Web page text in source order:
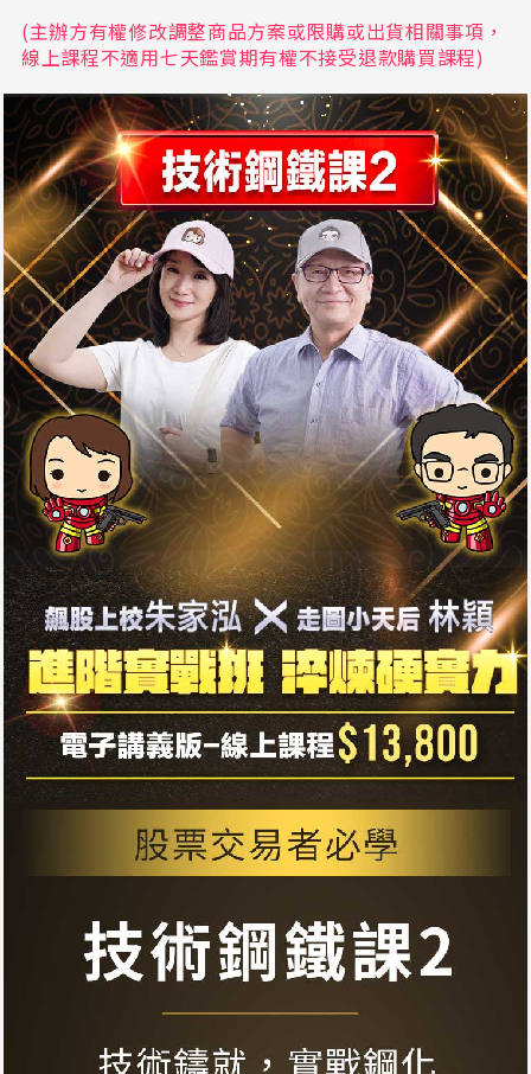
Day1-2-1【字幕版】高勝率選股法介紹
34分39秒
Day1-2-2【字幕版】高勝率選股-依照大盤方向選股
法
22分48秒
Day1-2-3【字幕版】高勝率選股-強勢飆股選股法
24分55秒
Day1- 2-4【字幕版】高勝率選股-技術分析選股法
25分5秒
Day1- 2-5【字幕版】高勝率選股-軟體選股法
17分35秒
Day1-3-1【字幕版】多頭趨勢做多十大進場位置
44分10秒
Day1-3-2【字幕版】空頭趨勢做空十大進場位置
16分56秒
Day2-1【字幕版】股票當沖交易法則
1小時0分30秒
Day2-2【字幕版】股票當沖前準備工作
25分11秒
Day2-3【字幕版】當沖選股12圖
58分15秒
Day2-4【字幕版】開盤四法定強弱及方向
Day2-5【字幕版】第一根5分K可以進場時機
4分42秒
21分54秒
(主辦方有權修改調整商品方案或限購或出貨相關事項，
線上課程不適用七天鑑賞期有權不接受退款購買課程)